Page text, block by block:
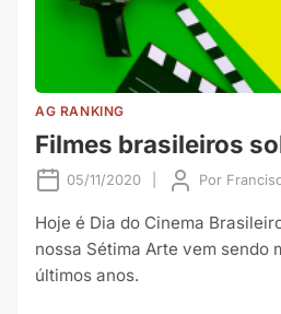
AG RANKING
Filmes brasileiros
05/11/2020 Por
Hoje é Dia do Cinema
nossa Sétima Arte vem sendo
últimos anos.